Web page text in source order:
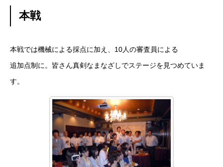
本戦
本戦では機械による採点に加え、10人の審査員による
追加点制に。皆さん真剣なまなざしでステージを見つめていま
す。